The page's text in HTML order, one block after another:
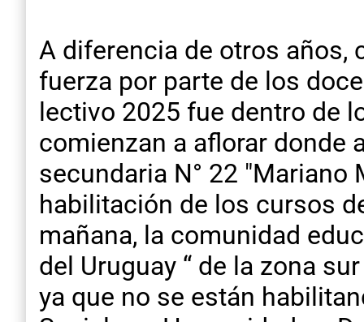
A diferencia de otros años,
fuerza por parte de los
lectivo 2025 fue dentro de
comienzan a aflorar donde
secundaria N° 22 "Mariano
habilitación de los cursos
mañana, la comunidad
del Uruguay “ de la zona
ya que no se están